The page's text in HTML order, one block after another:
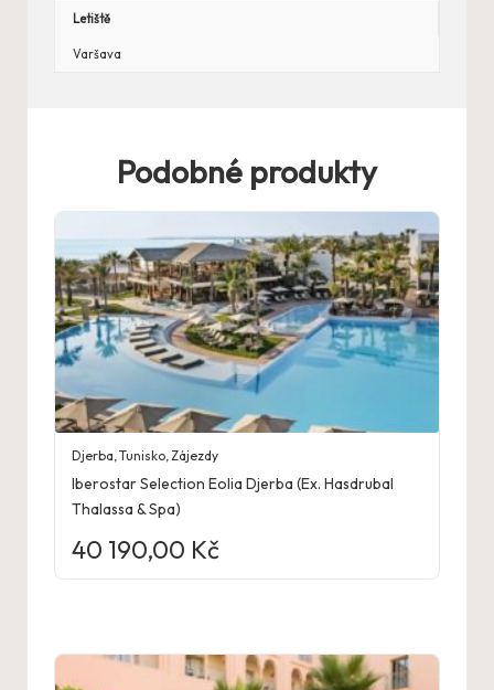
Letiště
Varšava
Podobné produkty
Djerba ,Tunisko Zájezdy
Iberostar Selection Eolia Djerba (Ex. Hasdrubal
Thalassa & Spa)
40 190,00 Kč